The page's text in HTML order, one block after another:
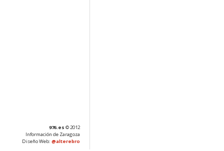
976.es © 2012
Información de Zaragoza
Diseño Web: @alterebro